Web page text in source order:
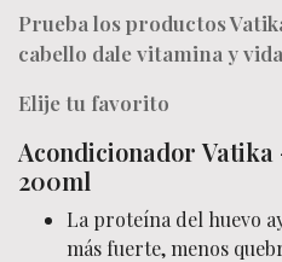
Prueba los productos
cabello dale vitamina y
Elije tu favorito
Acondicionador Vatika
200ml
La proteína del huevo
más fuerte, menos